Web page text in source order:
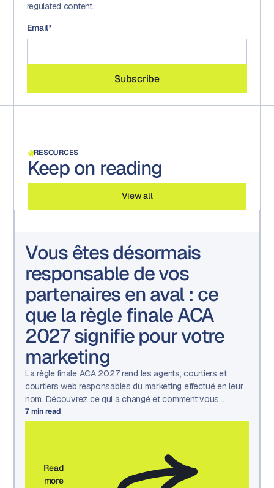
regulated content.
Email*
RESOURCES
Keep on reading
View all
Vous êtes désormais
responsable de vos
partenaires en aval : ce
que la règle finale ACA
2027 signifie pour votre
marketing
La règle finale ACA 2027 rend les agents, courtiers et
courtiers web responsables du marketing effectué en leur
nom. Découvrez ce qui a changé et comment vous
préparer.
7min read
Read
more